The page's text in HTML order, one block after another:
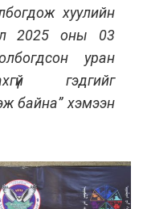
хуулийн
2025 оны 03
уран
гэдгийг
байна” хэмээн